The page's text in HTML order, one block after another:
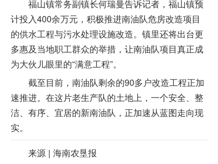
福山镇常务副镇长何瑞曼告诉记者，福山镇预
计投入400余万元，积极推进南油队危房改造项目
的供水工程与污水处理设施改造。镇里还将出台更
多惠及当地职工群众的举措，让南油队项目真正成
为大伙儿眼里的“满意工程”。
截至目前，南油队剩余的90多户改造工程正加
速推进。在这片老生产队的土地上，一个安全、整
洁、有序、宜居的新南油队，正加速从蓝图走向现
实。
来源 | 海南农垦报